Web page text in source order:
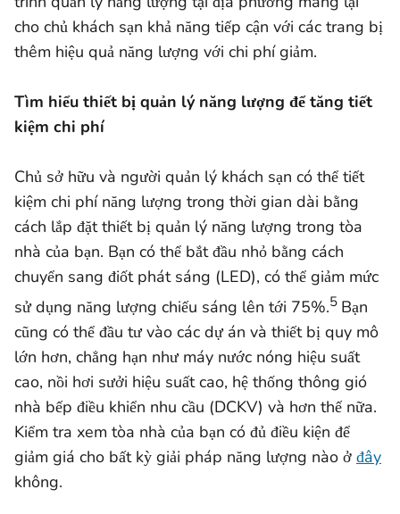
cho chủ khách sạn khả năng tiếp cận với các trang bị
thêm hiệu quả năng lượng với chi phí giảm.
Tìm hiểu thiết bị quản lý năng lượng để tăng tiết
kiệm chi phí
Chủ sở hữu và người quản lý khách sạn có thể tiết
kiệm chi phí năng lượng trong thời gian dài bằng
cách lắp đặt thiết bị quản lý năng lượng trong tòa
nhà của bạn. Bạn có thể bắt đầu nhỏ bằng cách
chuyển sang điốt phát sáng (LED), có thể giảm mức
sử dụng năng lượng chiếu sáng lên tới 75%.5 Bạn
cũng có thể đầu tư vào các dự án và thiết bị quy mô
lớn hơn, chẳng hạn như máy nước nóng hiệu suất
cao, nồi hơi sưởi hiệu suất cao, hệ thống thông gió
nhà bếp điều khiển nhu cầu (DCKV) và hơn thế nữa.
Kiểm tra xem tòa nhà của bạn có đủ điều kiện để
giảm giá cho bất kỳ giải pháp năng lượng nào ở đây
không.